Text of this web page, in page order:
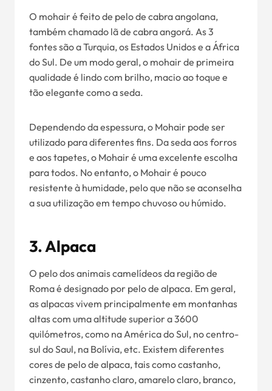
O mohair é feito de pelo de cabra angolana,
também chamado lã de cabra angorá. As 3
fontes são a Turquia, os Estados Unidos e a África
do Sul. De um modo geral, o mohair de primeira
qualidade é lindo com brilho, macio ao toque e
tão elegante como a seda.
Dependendo da espessura, o Mohair pode ser
utilizado para diferentes fins. Da seda aos forros
e aos tapetes, o Mohair é uma excelente escolha
para todos. No entanto, o Mohair é pouco
resistente à humidade, pelo que não se aconselha
a sua utilização em tempo chuvoso ou húmido.
3. Alpaca
O pelo dos animais camelídeos da região de
Roma é designado por pelo de alpaca. Em geral,
as alpacas vivem principalmente em montanhas
altas com uma altitude superior a 3600
quilómetros, como na América do Sul, no centro-
sul do Saul, na Bolívia, etc. Existem diferentes
cores de pelo de alpaca, tais como castanho,
cinzento, castanho claro, amarelo claro, branco,